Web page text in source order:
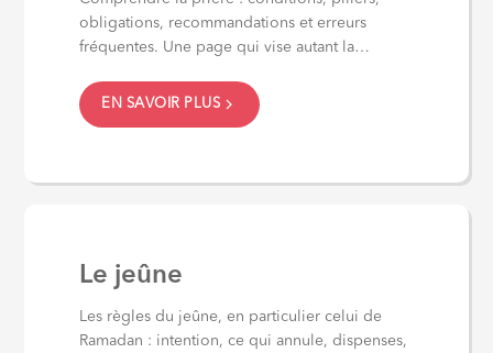
obligations, recommandations et erreurs
fréquentes. Une page qui vise autant la
EN SAVOIR PLUS
Le jeûne
Les règles du jeûne, en particulier celui de
Ramadan : intention, ce qui annule, dispenses,